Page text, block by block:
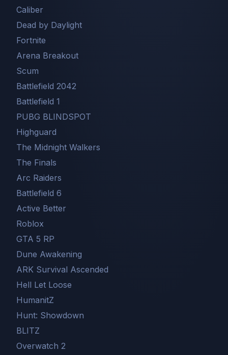
Caliber
Dead by Daylight
Fortnite
Arena Breakout
Scum
Battlefield 2042
Battlefield 1
PUBG BLINDSPOT
Highguard
The Midnight Walkers
The Finals
Arc Raiders
Battlefield 6
Active Better
Roblox
GTA 5 RP
Dune Awakening
ARK Survival Ascended
Hell Let Loose
HumanitZ
Hunt: Showdown
BLITZ
Overwatch 2